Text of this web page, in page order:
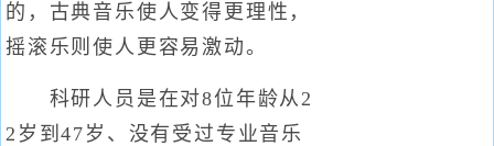
的，古典音乐使人变得更理性，
摇滚乐则使人更容易激动。
科研人员是在对8位年龄从2
2岁到47岁、没有受过专业音乐